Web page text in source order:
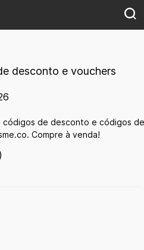
desconto e vouchers
de desconto e códigos de
Compre à venda!